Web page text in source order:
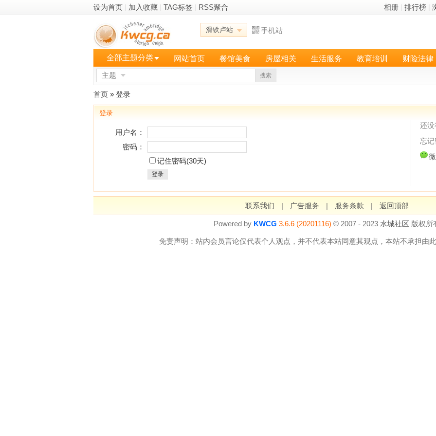
设为首页 加入收藏 TAG标签 RSS聚合 相册 排行榜
滑铁卢站 手机站
全部主题分类 网站首页 餐馆美食 房屋相关 生活服务 教育培训 财险法律
主题 搜索
首页 » 登录
登录
用户名：
密码：
记住密码(30天)
登录
还
忘
联系我们 | 广告服务 | 服务条款 | 返回顶部
Powered by KWCG 3.6.6 (20201116) © 2007 - 2023 水城社区 版权所
免责声明：站内会员言论仅代表个人观点，并不代表本站同意其观点，本站不承担由此